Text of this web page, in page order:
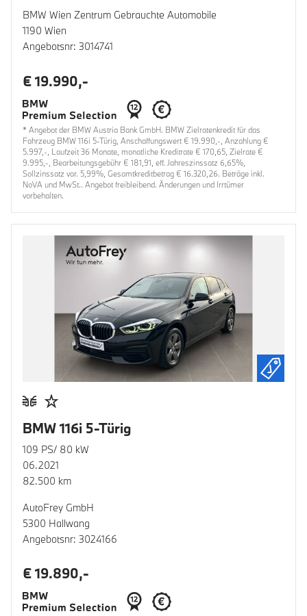
BMW Wien Zentrum Gebrauchte Automobile
1190 Wien
Angebotsnr: 3014741
€ 19.990,-
* Angebot der BMW Austria Bank GmbH. BMW Zielratenkredit für das
Fahrzeug BMW 116i 5-Türig, Anschaffungswert € 19.990,-, Anzahlung €
5.997,-, Laufzeit 36 Monate, monatliche Kreditrate € 170,65, Zielrate €
9.995,-, Bearbeitungsgebühr € 181,91, eff. Jahreszinssatz 6,65%,
Sollzinssatz var. 5,99%, Gesamtkreditbetrag € 16.320,26. Beträge inkl.
NoVA und MwSt.. Angebot freibleibend. Änderungen und Irrtümer
vorbehalten.
BMW 116i 5-Türig
109 PS/ 80 kW
06.2021
82.500 km
AutoFrey GmbH
5300 Hallwang
Angebotsnr: 3024166
€ 19.890,-